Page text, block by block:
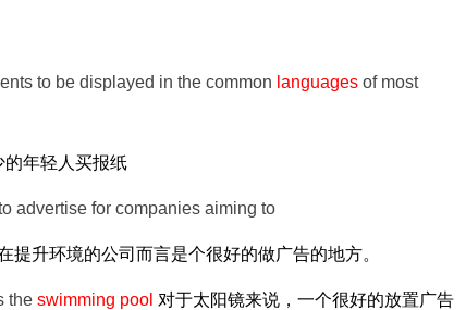
to be displayed in the common languages of most
的年轻人买报纸
advertise for companies aiming to
提升环境的公司而言是个很好的做广告的地方。
the swimming pool 对于太阳镜来说，一个很好的放置广告